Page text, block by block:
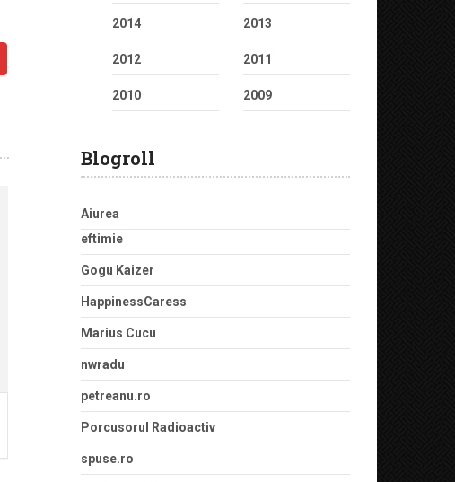
2014 2013
2012 2011
2010 2009
Blogroll
Aiurea
eftimie
Gogu Kaizer
HappinessCaress
Marius Cucu
nwradu
petreanu.ro
Porcusorul Radioactiv
spuse.ro